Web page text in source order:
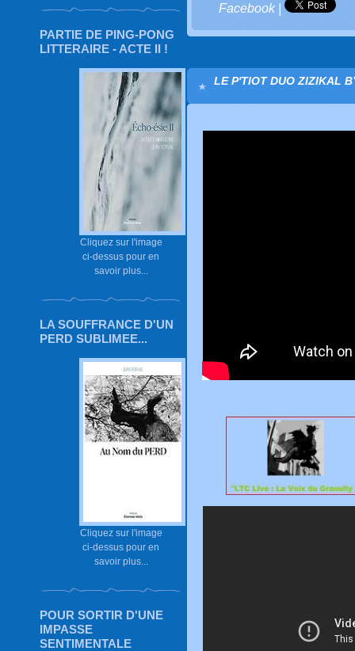
PARTIE DE PING-PONG
LITTERAIRE - ACTE II !
Cliquez sur l'image
ci-dessus pour en
savoir plus...
LA SOUFFRANCE D'UN
PERD SUBLIMEE...
Cliquez sur l'image
ci-dessus pour en
savoir plus...
POUR SORTIR D'UNE
IMPASSE
SENTIMENTALE
Facebook|
LE P'TIOT DUO ZIZIKAL